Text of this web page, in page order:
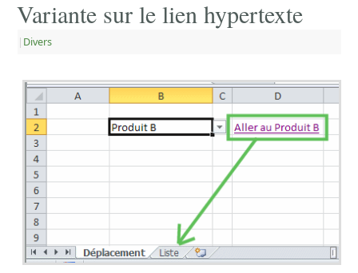
Variante sur le lien hypertexte
| Divers